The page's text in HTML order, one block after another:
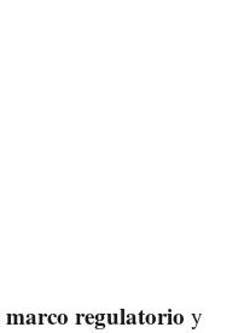
marco regulatorio y